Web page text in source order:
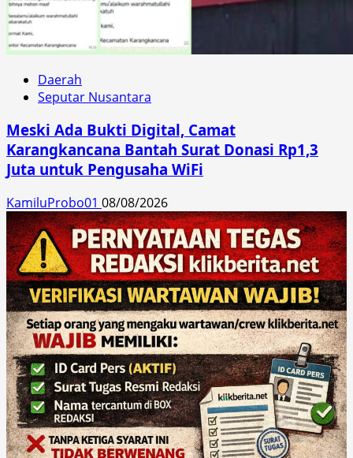
Daerah
Seputar Nusantara
Meski Ada Bukti Digital, Camat
Karangkancana Bantah Surat Donasi Rp1,3
Juta untuk Pengusaha WiFi
KamiluProbo01 08/08/2026